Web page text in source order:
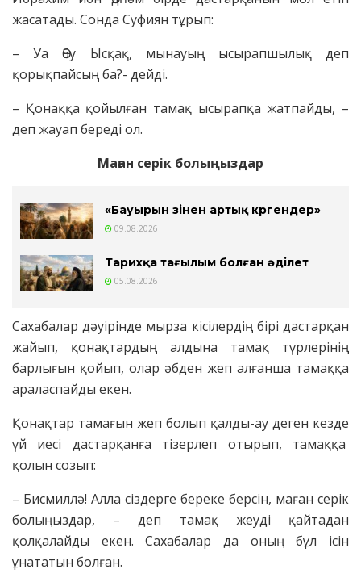
жасатады. Сонда Суфиян тұрып:
– Уа Әбу Ысқақ, мынауың ысырапшылық деп
қорықпайсың ба?- дейді.
– Қонаққа қойылған тамақ ысырапқа жатпайды, –
деп жауап береді ол.
Маған серік болыңыздар
«Бауырын өзінен артық көргендер»
09.08.2026
Тарихқа тағылым болған әділет
05.08.2026
Сахабалар дәуірінде мырза кісілердің бірі дастарқан
жайып, қонақтардың алдына тамақ түрлерінің
барлығын қойып, олар әбден жеп алғанша тамаққа
араласпайды екен.
Қонақтар тамағын жеп болып қалды-ау деген кезде
үй иесі дастарқанға тізерлеп отырып, тамаққа
қолын созып:
– Бисмиллә! Алла сіздерге береке берсін, маған серік
болыңыздар, – деп тамақ жеуді қайтадан
қолқалайды екен. Сахабалар да оның бұл ісін
ұнататын болған.